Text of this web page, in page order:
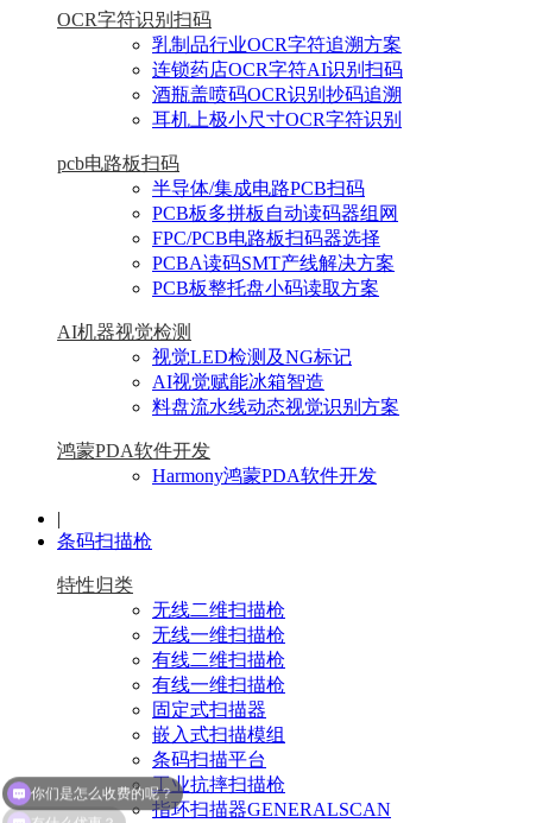
OCR字符识别扫码
乳制品行业OCR字符追溯方案
连锁药店OCR字符AI识别扫码
酒瓶盖喷码OCR识别抄码追溯
耳机上极小尺寸OCR字符识别
pcb电路板扫码
半导体/集成电路PCB扫码
PCB板多拼板自动读码器组网
FPC/PCB电路板扫码器选择
PCBA读码SMT产线解决方案
PCB板整托盘小码读取方案
AI机器视觉检测
视觉LED检测及NG标记
AI视觉赋能冰箱智造
料盘流水线动态视觉识别方案
鸿蒙PDA软件开发
Harmony鸿蒙PDA软件开发
|
条码扫描枪
特性归类
无线二维扫描枪
无线一维扫描枪
有线二维扫描枪
有线一维扫描枪
固定式扫描器
嵌入式扫描模组
条码扫描平台
工业抗摔扫描枪
指环扫描器GENERALSCAN
有什么优惠？